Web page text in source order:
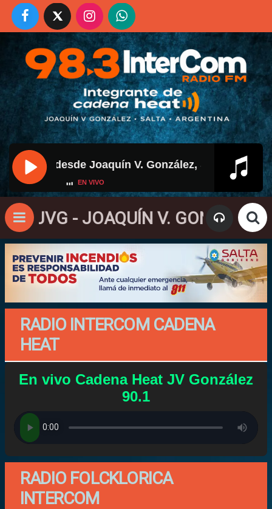
En vivo desde Joaquín V. González, Salta
EN VIVO
- JOAQUÍN V. GONZÁLEZ -
RADIO INTERCOM CADENA
HEAT
En vivo Cadena Heat JV González
90.1
RADIO FOLCKLORICA
INTERCOM